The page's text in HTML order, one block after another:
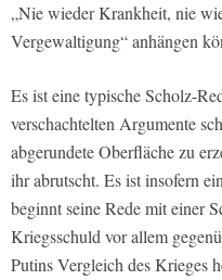
„Nie wieder Krankheit, nie
Vergewaltigung“ anhängen
Es ist eine typische Scholz-
verschachtelten Argumente
abgerundete Oberfläche zu
ihr abrutscht. Es ist insofern
beginnt seine Rede mit einer
Kriegsschuld vor allem
Putins Vergleich des Krieges